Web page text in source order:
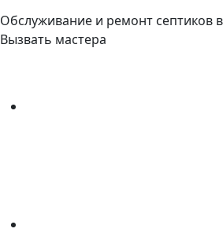
Обслуживание и ремонт септиков
Вызвать мастера